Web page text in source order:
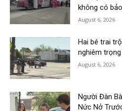
không có
August 6, 2026
Hai bé trai
nghiêm
August 6, 2026
Người Đàn
Nức Nở